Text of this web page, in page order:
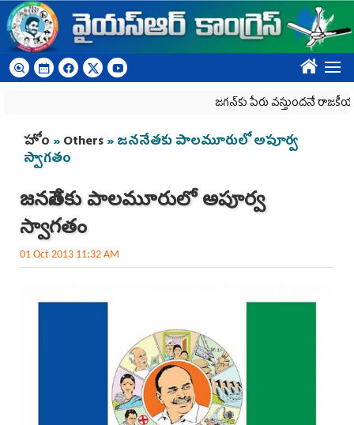
Skip to main content
????
జగన్‌కు పేరు వస్తుందనే రాజకీయ కక్షతో
You are here
హోం »Others» జననేతకు పాలమూరులో అపూర్వ
స్వాగతం
జననేతకు పాలమూరులో అపూర్వ
స్వాగతం
01 Oct 2013 11:32 AM